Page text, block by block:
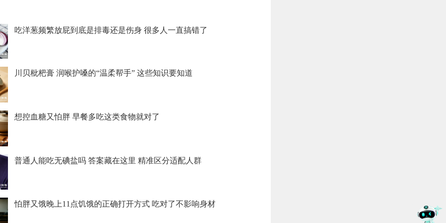
吃洋葱频繁放屁到底是排毒还是伤身 很多人一直搞错了
川贝枇杷膏 润喉护嗓的“温柔帮手” 这些知识要知道
想控血糖又怕胖 早餐多吃这类食物就对了
普通人能吃无碘盐吗 答案藏在这里 精准区分适配人群
怕胖又饿晚上11点饥饿的正确打开方式 吃对了不影响身材